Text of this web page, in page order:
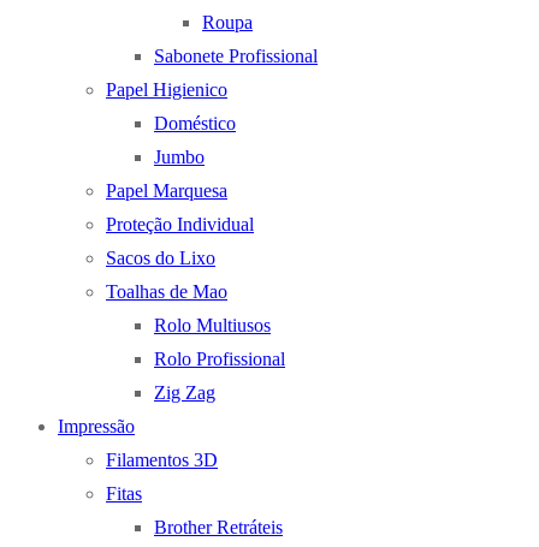
Roupa
Sabonete Profissional
Papel Higienico
Doméstico
Jumbo
Papel Marquesa
Proteção Individual
Sacos do Lixo
Toalhas de Mao
Rolo Multiusos
Rolo Profissional
Zig Zag
Impressão
Filamentos 3D
Fitas
Brother Retráteis